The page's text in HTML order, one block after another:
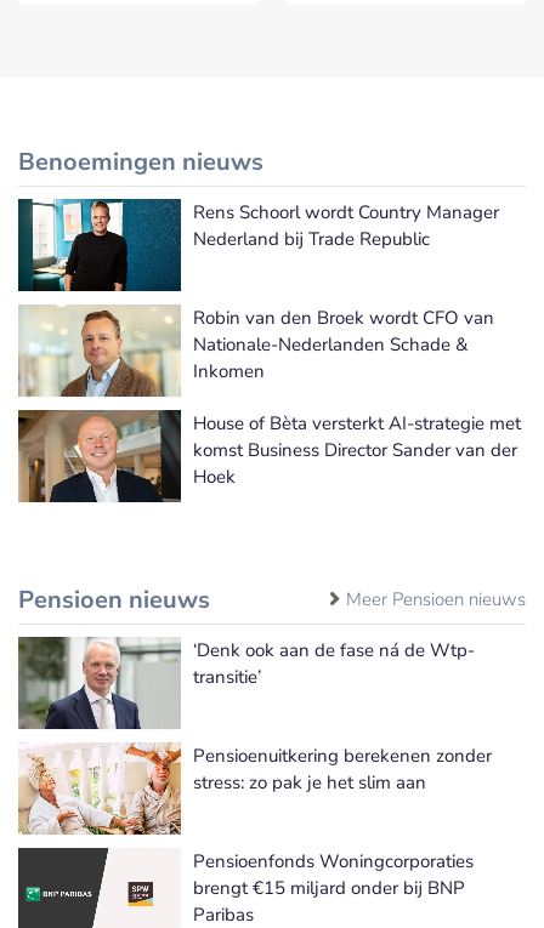
Benoemingen nieuws
Meer Benoemingen nieuws
Rens Schoorl wordt Country Manager
Nederland bij Trade Republic
Robin van den Broek wordt CFO van
Nationale-Nederlanden Schade &
Inkomen
House of Bèta versterkt AI-strategie met
komst Business Director Sander van der
Hoek
Pensioen nieuws Meer Pensioen nieuws
‘Denk ook aan de fase ná de Wtp-
transitie’
Pensioenuitkering berekenen zonder
stress: zo pak je het slim aan
Pensioenfonds Woningcorporaties
brengt €15 miljard onder bij BNP
Paribas